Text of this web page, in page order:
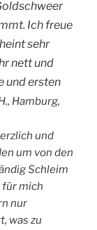
Ich freue
sehr
nett und
und ersten
Hamburg,
und
um von den
Schleim
für mich
nur
was zu